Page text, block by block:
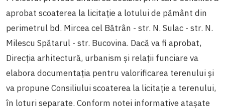
aprobat scoaterea la licitație a lotului de pământ din
perimetrul bd. Mircea cel Bătrân - str. N. Sulac - str. N.
Milescu Spătarul - str. Bucovina. Dacă va fi aprobat,
Direcția arhitectură, urbanism și relații funciare va
elabora documentația pentru valorificarea terenului și
va propune Consiliului scoaterea la licitație a terenului,
în loturi separate. Conform notei informative atașate